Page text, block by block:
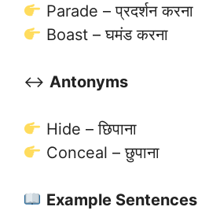
Parade – प्रदर्शन करना
Boast – घमंड करना
↔️ Antonyms
Hide – छिपाना
Conceal – छुपाना
Example Sentences